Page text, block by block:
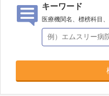
キーワード
医療機関名、標榜科目